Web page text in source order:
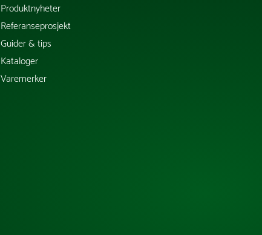
Produktnyheter
Referanseprosjekt
Guider & tips
Kataloger
Varemerker